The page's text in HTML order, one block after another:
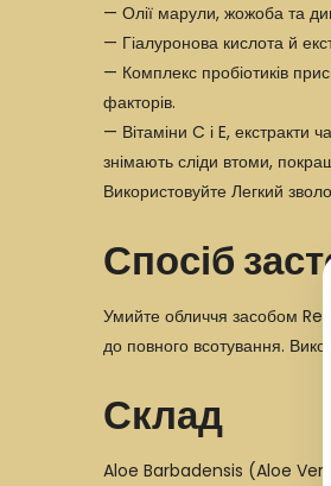
— Олії марули, жожоба та
— Гіалуронова кислота й
— Комплекс пробіотиків
факторів.
— Вітаміни C і E, екстракти
знімають сліди втоми,
Використовуйте Легкий
Спосіб
Умийте обличчя засобом
до повного всотування.
Склад
Aloe Barbadensis (Aloe